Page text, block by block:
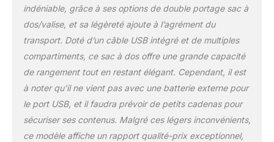
port de chargeur USB
intégré à l’extérieur et un
câble de charge intégré à
l’intérieur, une grande
commodité pour charger
vos articles électroniques
en connectant votre
d’alimentation. Vous offre
un moyen plus pratique
de charger votre
indéniable, grâce à ses options de double portage sac à
dos/valise, et sa légèreté ajoute à l’agrément du
transport. Doté d’un câble USB intégré et de multiples
compartiments, ce sac à dos offre une grande capacité
de rangement tout en restant élégant. Cependant, il est
à noter qu’il ne vient pas avec une batterie externe pour
le port USB, et il faudra prévoir de petits cadenas pour
sécuriser ses contenus. Malgré ces légers inconvénients,
ce modèle affiche un rapport qualité-prix exceptionnel,